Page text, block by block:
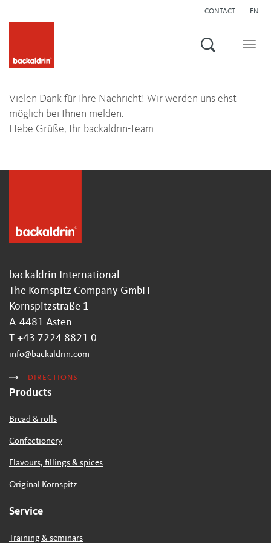
CONTACT EN
Search
Vielen Dank für Ihre Nachricht! Wir werden uns ehst
möglich bei Ihnen melden.
LIebe Grüße, Ihr backaldrin-Team
backaldrin International
The Kornspitz Company GmbH
Kornspitzstraße 1
A-4481 Asten
T +43 7224 8821 0
info@backaldrin.com
DIRECTIONS
Products
Bread & rolls
Confectionery
Flavours, fillings & spices
Original Kornspitz
Service
Training & seminars